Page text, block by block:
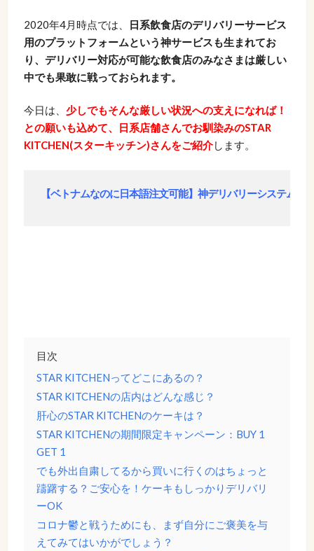
2020年4月時点では、
日系飲食店のデリバリーサービス
用のプラットフォームという神サービスも生まれてお
り、デリバリー対応が可能な飲食店のみなさまは厳しい
中でも果敢に戦っておられます。
今日は、 少しでもそんな厳しい状況への支えになれば！
との願いも込めて、日系店舗さんでお馴染みのSTAR
KITCHEN(スターキッチン)さんをご紹介します。
【ベトナムなのに日本語注文可能】神デリバリーシステム
目次
STAR KITCHENってどこにあるの？
STAR KITCHENの店内はどんな感じ？
肝心のSTAR KITCHENのケーキは？
STAR KITCHENの期間限定キャンペーン：BUY 1
GET 1
でも外出自粛してるから買いに行くのはちょっと
躊躇する？ご安心を！ケーキもしっかりデリバリ
ーOK
コロナ鬱と戦うためにも、まず自分にご褒美を与
えてみてはいかがでしょう？